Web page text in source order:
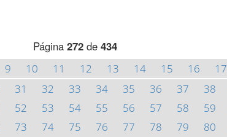
Página 272de 434
9 10 11 12 13 14 15 16 17
31 32 33 34 35 36 37 38
52 53 54 55 56 57 58 59
73 74 75 76 77 78 79 80